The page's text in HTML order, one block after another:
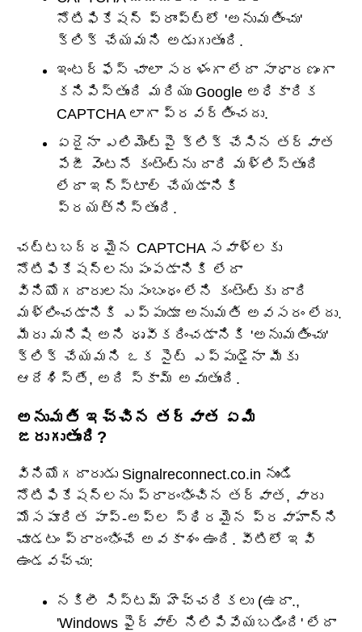
నోటిఫికేషన్ ప్రాంప్ట్‌లో 'అనుమతించు'
క్లిక్ చేయమని అడుగుతుంది.
ఇంటర్‌ఫేస్ చాలా సరళంగా లేదా సాధారణంగా
కనిపిస్తుంది మరియు Google అధికారిక
CAPTCHA లాగా ప్రవర్తించదు.
ఏదైనా ఎలిమెంట్‌పై క్లిక్ చేసిన తర్వాత
పేజీ వెంటనే కంటెంట్‌ను దారి మళ్లిస్తుంది
లేదా ఇన్‌స్టాల్ చేయడానికి
ప్రయత్నిస్తుంది.
చట్టబద్ధమైన CAPTCHA సవాళ్లకు
నోటిఫికేషన్‌లను పంపడానికి లేదా
వినియోగదారులను సంబంధం లేని కంటెంట్‌కు దారి
మళ్లించడానికి ఎప్పుడూ అనుమతి అవసరం లేదు.
మీరు మనిషి అని ధృవీకరించడానికి 'అనుమతించు'
క్లిక్ చేయమని ఒక సైట్ ఎప్పుడైనా మీకు
ఆదేశిస్తే, అది స్కామ్ అవుతుంది.
అనుమతి ఇచ్చిన తర్వాత ఏమి
జరుగుతుంది?
వినియోగదారుడు Signalreconnect.co.in నుండి
నోటిఫికేషన్‌లను ప్రారంభించిన తర్వాత, వారు
మోసపూరిత పాప్-అప్‌ల స్థిరమైన ప్రవాహాన్ని
చూడటం ప్రారంభించే అవకాశం ఉంది. వీటిలో ఇవి
ఉండవచ్చు:
నకిలీ సిస్టమ్ హెచ్చరికలు (ఉదా.,
'Windows ఫైర్‌వాల్ నిలిపివేయబడింది' లేదా